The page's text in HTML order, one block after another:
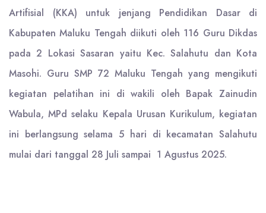
Artifisial (KKA) untuk jenjang Pendidikan Dasar di
Kabupaten Maluku Tengah diikuti oleh 116 Guru Dikdas
pada 2 Lokasi Sasaran yaitu Kec. Salahutu dan Kota
Masohi. Guru SMP 72 Maluku Tengah yang mengikuti
kegiatan pelatihan ini di wakili oleh Bapak Zainudin
Wabula, MPd selaku Kepala Urusan Kurikulum, kegiatan
ini berlangsung selama 5 hari di kecamatan Salahutu
mulai dari tanggal 28 Juli sampai 1 Agustus 2025.